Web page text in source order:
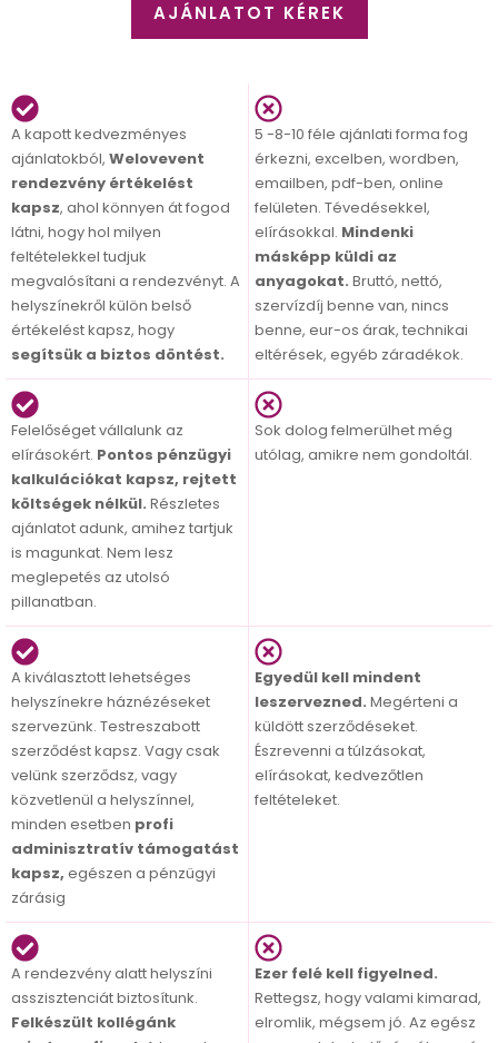
AJÁNLATOT KÉREK
A kapott kedvezményes
ajánlatokból, Welovevent
rendezvény értékelést
kapsz, ahol könnyen át fogod
látni, hogy hol milyen
feltételekkel tudjuk
megvalósítani a rendezvényt. A
helyszínekről külön belső
értékelést kapsz, hogy
segítsük a biztos döntést.
5 -8-10 féle ajánlati forma fog
érkezni, excelben, wordben,
emailben, pdf-ben, online
felületen. Tévedésekkel,
elírásokkal. Mindenki
másképp küldi az
anyagokat. Bruttó, nettó,
szervízdíj benne van, nincs
benne, eur-os árak, technikai
eltérések, egyéb záradékok.
Felelőséget vállalunk az
elírásokért. Pontos pénzügyi
kalkulációkat kapsz, rejtett
költségek nélkül. Részletes
ajánlatot adunk, amihez tartjuk
is magunkat. Nem lesz
meglepetés az utolsó
pillanatban.
Sok dolog felmerülhet még
utólag, amikre nem gondoltál.
A kiválasztott lehetséges
helyszínekre háznézéseket
szervezünk. Testreszabott
szerződést kapsz. Vagy csak
velünk szerződsz, vagy
közvetlenül a helyszínnel,
minden esetben profi
adminisztratív támogatást
kapsz, egészen a pénzügyi
zárásig
Egyedül kell mindent
leszervezned. Megérteni a
küldött szerződéseket.
Észrevenni a túlzásokat,
elírásokat, kedvezőtlen
feltételeket.
A rendezvény alatt helyszíni
asszisztenciát biztosítunk.
Felkészült kollégánk
Ezer felé kell figyelned.
Rettegsz, hogy valami kimarad,
elromlik, mégsem jó. Az egész